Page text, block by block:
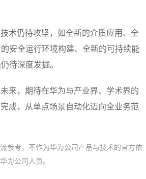
术仍待攻坚，如全新的介质应用、全
安全运行环境构建、全新的可持续能
待深度发掘。
来，期待在华为与产业界、学术界的
成，从单点场景自动化迈向全业务范
参考，不作为华为公司产品与技术的官方依
为公司人员。